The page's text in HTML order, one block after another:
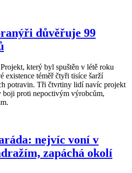
důvěřuje 99
který byl spuštěn v létě roku
existence téměř čtyři tisíce šarží
potravin. Tři čtvrtiny lidí navíc projekt
boji proti nepoctivým výrobcům,
nejvíc voní v
zapáchá okolí